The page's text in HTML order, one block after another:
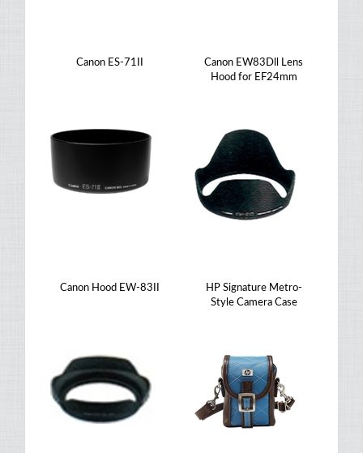
Canon ES-71II
Canon EW83Dll Lens
Hood for EF24mm
Canon Hood EW-83II
HP Signature Metro-
Style Camera Case